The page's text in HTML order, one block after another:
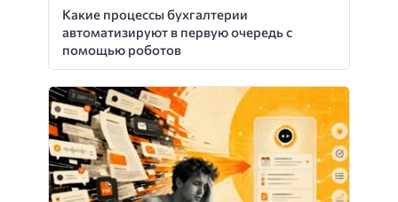
Какие процессы бухгалтерии
автоматизируют в первую очередь с
помощью роботов